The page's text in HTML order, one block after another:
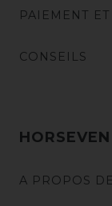
PAIEMENT
CONSEILS
HORSEVEN
A PROPOS